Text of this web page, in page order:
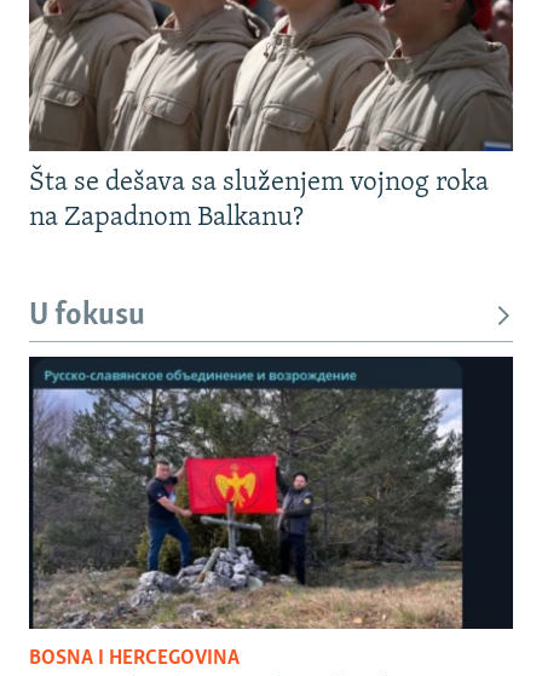
Šta se dešava sa služenjem vojnog roka
na Zapadnom Balkanu?
U fokusu
BOSNA I HERCEGOVINA